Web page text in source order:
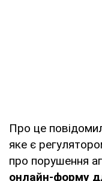
Про це
яке є
про порушення
онлайн-форму